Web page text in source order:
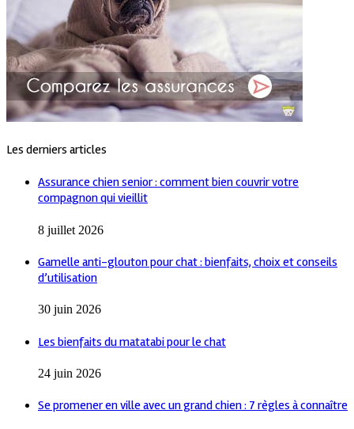
Les derniers articles
Assurance chien senior : comment bien couvrir votre
compagnon qui vieillit
8 juillet 2026
Gamelle anti-glouton pour chat : bienfaits, choix et conseils
d’utilisation
30 juin 2026
Les bienfaits du matatabi pour le chat
24 juin 2026
Se promener en ville avec un grand chien : 7 règles à connaître